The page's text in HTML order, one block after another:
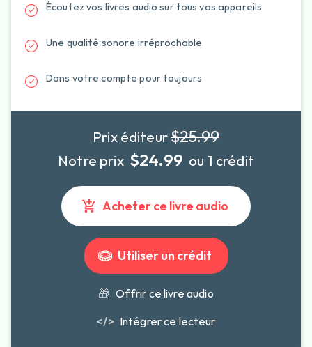
Écoutez vos livres audio sur tous vos appareils
Une qualité sonore irréprochable
Dans votre compte pour toujours
Prix éditeur$25.99
Notre prix $24.99 ou 1 crédit
Acheter ce livre audio
Utiliser un crédit
🎁 Offrir ce livre audio
</> Intégrer ce lecteur